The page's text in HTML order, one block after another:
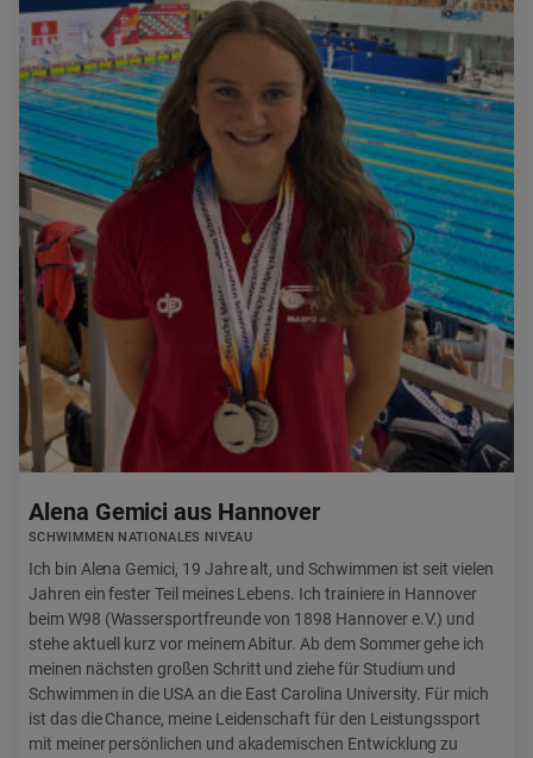
Alena Gemici aus Hannover
SCHWIMMEN NATIONALES NIVEAU
Ich bin Alena Gemici, 19 Jahre alt, und Schwimmen ist seit vielen
Jahren ein fester Teil meines Lebens. Ich trainiere in Hannover
beim W98 (Wassersportfreunde von 1898 Hannover e.V.) und
stehe aktuell kurz vor meinem Abitur. Ab dem Sommer gehe ich
meinen nächsten großen Schritt und ziehe für Studium und
Schwimmen in die USA an die East Carolina University. Für mich
ist das die Chance, meine Leidenschaft für den Leistungssport
mit meiner persönlichen und akademischen Entwicklung zu